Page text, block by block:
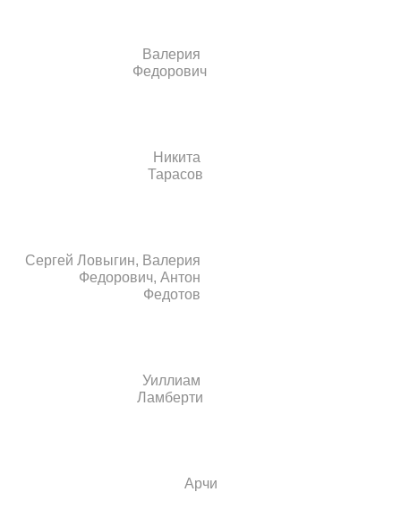
Валерия
Федорович
Никита
Тарасов
Сергей Ловыгин, Валерия
Федорович, Антон
Федотов
Уиллиам
Ламберти
Арчи